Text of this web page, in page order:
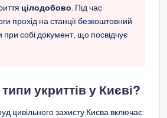
цілодобово. Під час
прохід на станції безкоштовний
собі документ, що посвідчує
укриттів у Києві?
цивільного захисту Києва включає: